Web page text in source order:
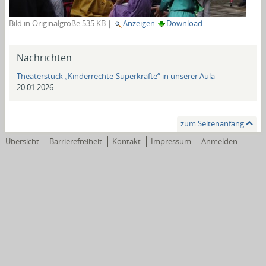
Bild in Originalgröße 535 KB | Anzeigen Download
Nachrichten
Theaterstück „Kinderrechte-Superkräfte“ in unserer Aula
20.01.2026
zum Seitenanfang
Übersicht
Barrierefreiheit Kontakt Impressum Anmelden